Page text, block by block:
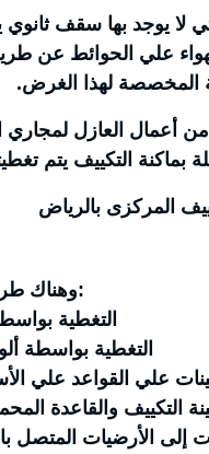
لا يوجد بها سقف
علي الحوائط عن طريق
المخصصة لهذا الغرض.
من أعمال العازل لمجاري
بماكنة التكييف يتم
المركزى بالرياض
وهناك طريقتين للتغطية:
1- التغطية
2-التغطية بواسطة
علي القواعد علي
التكييف والقاعدة
إلى الأرضيات المتصل